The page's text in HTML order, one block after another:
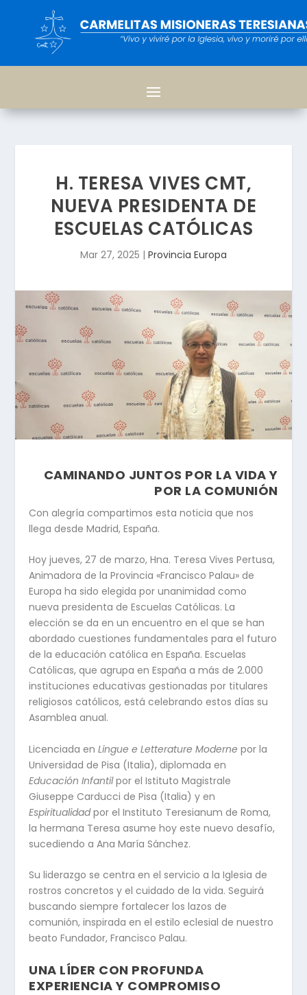
H. TERESA VIVES CMT,
NUEVA PRESIDENTA DE
ESCUELAS CATÓLICAS
Mar 27, 2025 | Provincia Europa
CAMINANDO JUNTOS POR LA VIDA Y
POR LA COMUNIÓN
Con alegría compartimos esta noticia que nos
llega desde Madrid, España.
Hoy jueves, 27 de marzo, Hna. Teresa Vives Pertusa,
Animadora de la Provincia «Francisco Palau» de
Europa ha sido elegida por unanimidad como
nueva presidenta de Escuelas Católicas. La
elección se da en un encuentro en el que se han
abordado cuestiones fundamentales para el futuro
de la educación católica en España. Escuelas
Católicas, que agrupa en España a más de 2.000
instituciones educativas gestionadas por titulares
religiosos católicos, está celebrando estos días su
Asamblea anual.
Licenciada enLingue e Letterature Modernepor la
Universidad de Pisa (Italia), diplomada en
Educación Infantilpor el Istituto Magistrale
Giuseppe Carducci de Pisa (Italia) y en
Espiritualidadpor el Instituto Teresianum de Roma,
la hermana Teresa asume hoy este nuevo desafío,
sucediendo a Ana María Sánchez.
Su liderazgo se centra en el servicio a la Iglesia de
rostros concretos y el cuidado de la vida. Seguirá
buscando siempre fortalecer los lazos de
comunión, inspirada en el estilo eclesial de nuestro
beato Fundador, Francisco Palau.
UNA LÍDER CON PROFUNDA
EXPERIENCIA Y COMPROMISO